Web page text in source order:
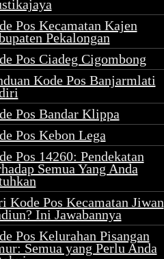
Pos Kecamatan Kajen
Pekalongan
Pos Ciadeg Cigombong
Kode Pos Banjarmlati
Pos Bandar Klippa
Pos Kebon Lega
Pos 14260: Pendekatan
Semua Yang Anda
Kode Pos Kecamatan Jiwan
Ini Jawabannya
Pos Kelurahan Pisangan
Semua yang Perlu Anda